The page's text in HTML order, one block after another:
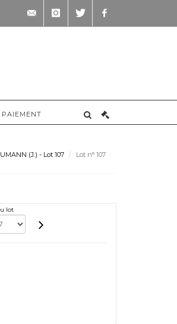
PAIEMENT
(J.) - Lot 107 Lot n° 107
lot